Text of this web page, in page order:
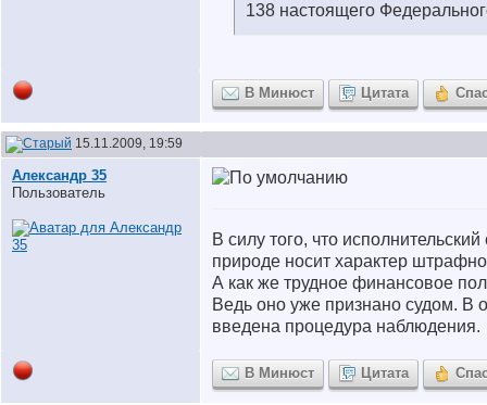
138 настоящего
В Минюст Цитата
15.11.2009, 19:59
Александр 35
Пользователь
В силу того, что
природе носит характер
А как же трудное финансовое
Ведь оно уже признано судом. В
введена процедура наблюдения.
В Минюст Цитата